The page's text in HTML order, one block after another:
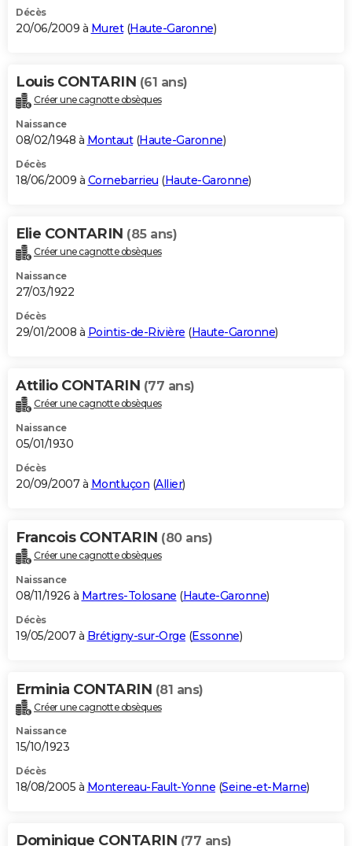
Décès
20/06/2009 à Muret(Haute-Garonne)
Louis CONTARIN (61 ans)
Créer une cagnotte obsèques
Naissance
08/02/1948 à Montaut(Haute-Garonne)
Décès
18/06/2009 à Cornebarrieu (Haute-Garonne)
Elie CONTARIN (85 ans)
Créer une cagnotte obsèques
Naissance
27/03/1922
Décès
29/01/2008 à Pointis-de-Rivière (Haute-Garonne)
Attilio CONTARIN (77 ans)
Créer une cagnotte obsèques
Naissance
05/01/1930
Décès
20/09/2007 à Montluçon (Allier)
Francois CONTARIN (80 ans)
Créer une cagnotte obsèques
Naissance
08/11/1926 à Martres-Tolosane (Haute-Garonne)
Décès
19/05/2007 à Brétigny-sur-Orge (Essonne)
Erminia CONTARIN (81 ans)
Créer une cagnotte obsèques
Naissance
15/10/1923
Décès
18/08/2005 à Montereau-Fault-Yonne (Seine-et-Marne)
Dominique CONTARIN (77 ans)